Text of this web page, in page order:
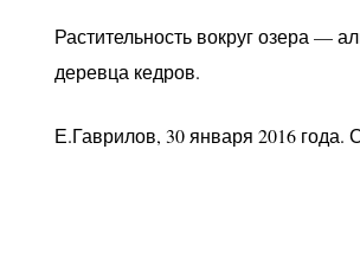
Растительность вокруг озера —
деревца кедров.
Е.Гаврилов, 30 января 2016 года.